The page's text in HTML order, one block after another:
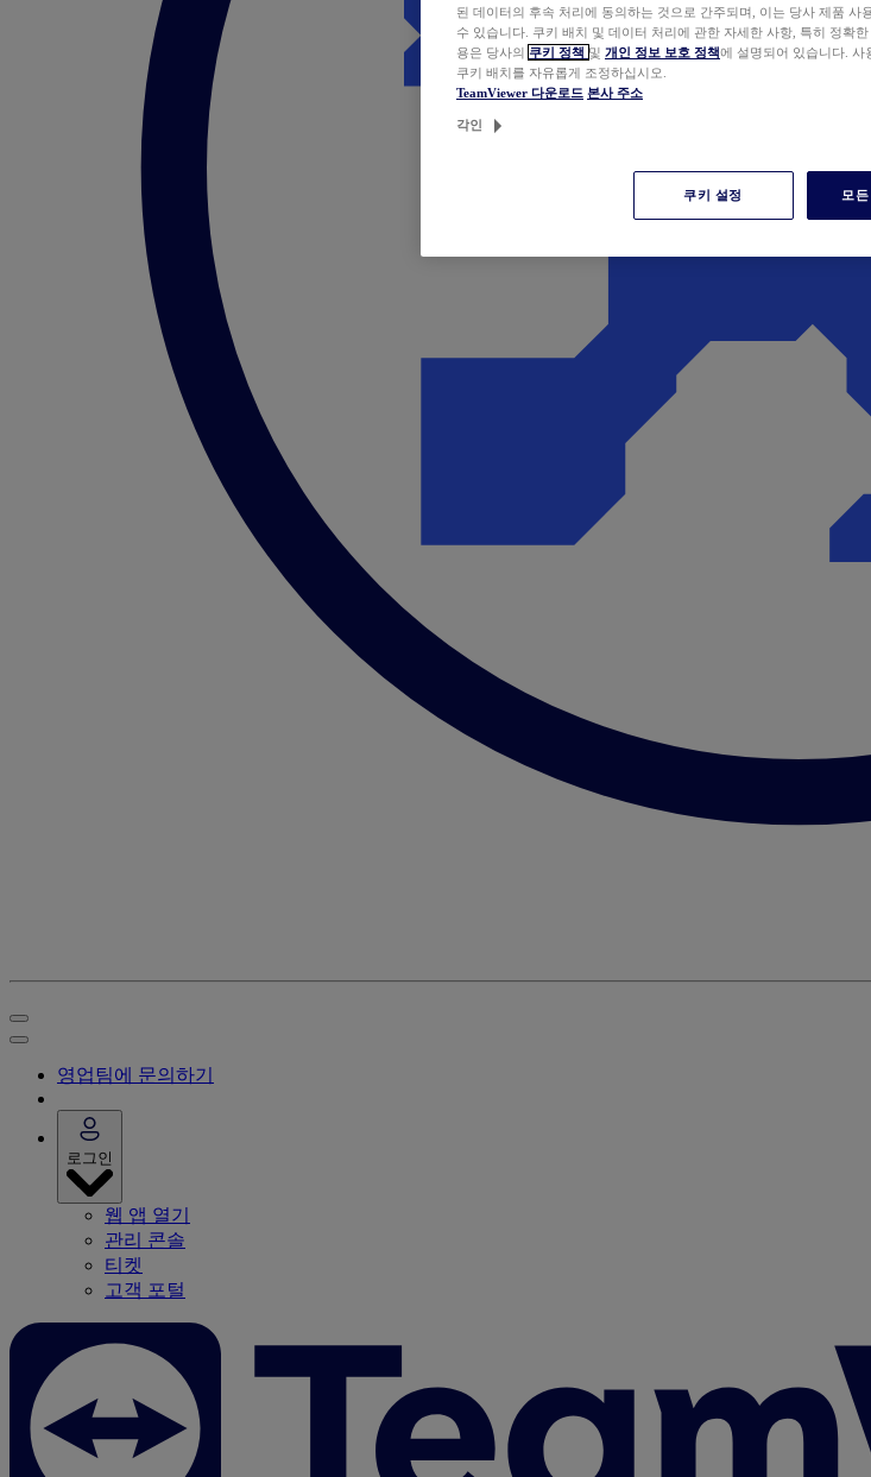
영업팀에 문의하기
로그인
웹 앱 열기
관리 콘솔
티켓
고객 포털
된 데이터의 후속 처리에 동의하는 것으로 간주되며, 이는 당사 제품 사
수 있습니다. 쿠키 배치 및 데이터 처리에 관한 자세한 사항, 특히 정확
용은 당사의 쿠키 정책 및 개인 정보 보호 정책에 설명되어 있습니다. 사
쿠키 배치를 자유롭게 조정하십시오.
TeamViewer 다운로드 본사 주소
각인
쿠키 설정 모